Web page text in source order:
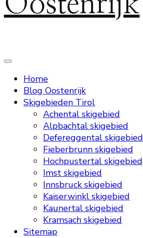
Home
Blog Oostenrijk
Skigebieden Tirol
Achental skigebied
Alpbachtal skigebied
Defereggental skigebied
Fieberbrunn skigebied
Hochpustertal skigebied
Imst skigebied
Innsbruck skigebied
Kaiserwinkl skigebied
Kaunertal skigebied
Kramsach skigebied
Sitemap